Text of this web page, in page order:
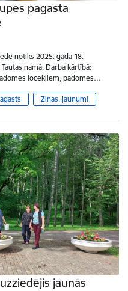
pagasta
notiks 2025. gada 18.
namā. Darba kārtībā:
locekļiem, padomes…
Ziņas, jaunumi
jaunās